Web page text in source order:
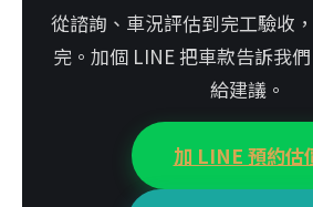
從諮詢、車況評估到完工驗收
完。加個 LINE 把車款告訴我
給建議。
加 LINE 預約估